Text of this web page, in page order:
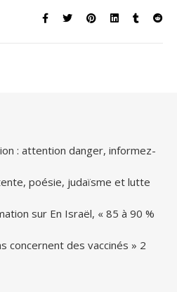
: attention danger, informez-
poésie, judaïsme et lutte
sur En Israël, « 85 à 90 %
concernent des vaccinés » 2